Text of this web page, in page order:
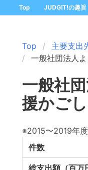
Top JUDGIT!の趣旨
Top
主要支出
一般社団法人
一般社
援かご
※2015〜2019年度
件数
総支出額（百万